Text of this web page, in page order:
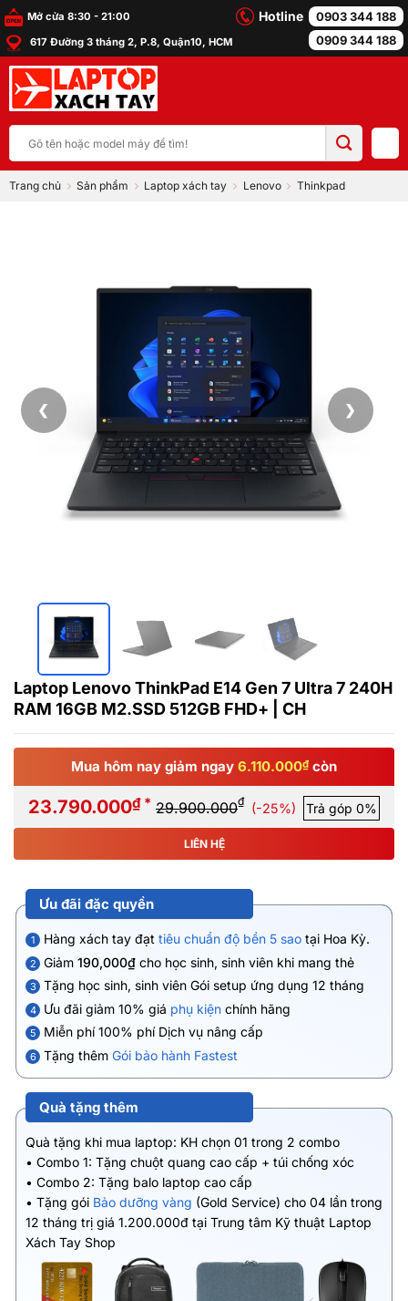
Bỏ
qua
nội
dung
Mở cửa 8:30 - 21:00
617 Đường 3 tháng 2, P.8, Quận10, HCM
Hotline
0903 344 188
0909 344 188
kiếm:
Trang chủ Sản phẩm Laptop xách tay Lenovo Thinkpad
❮ ❯
Laptop Lenovo ThinkPad E14 Gen 7 Ultra 7 240H
RAM 16GB M2.SSD 512GB FHD+ | CH
Mua hôm nay giảm ngay 6.110.000₫ còn
23.790.000₫ * 29.900.000₫ (-25%) Trả góp 0%
LIÊN HỆ
Ưu đãi đặc quyền
1 Hàng xách tay đạt tiêu chuẩn độ bền 5 sao tại Hoa Kỳ.
2 Giảm 190,000₫ cho học sinh, sinh viên khi mang thẻ
3 Tặng học sinh, sinh viên Gói setup ứng dụng 12 tháng
4 Ưu đãi giảm 10% giá phụ kiện chính hãng
5 Miễn phí 100% phí Dịch vụ nâng cấp
6 Tặng thêm Gói bảo hành Fastest
Quà tặng thêm
Quà tặng khi mua laptop: KH chọn 01 trong 2 combo
• Combo 1: Tặng chuột quang cao cấp + túi chống xóc
• Combo 2: Tặng balo laptop cao cấp
• Tặng gói Bảo dưỡng vàng (Gold Service) cho 04 lần trong
12 tháng trị giá 1.200.000đ tại Trung tâm Kỹ thuật Laptop
Xách Tay Shop